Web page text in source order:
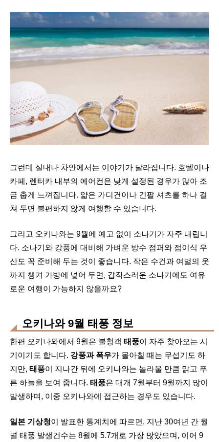
그런데 실내나 차안에서는 이야기가 달라집니다. 호텔이나
카페, 렌터카 내부의 에어컨은 낮게 설정된 경우가 많아 조
금 춥게 느껴집니다. 얇은 가디건이나 긴팔 셔츠를 하나 걸
쳐 두면 불편하지 않게 여행할 수 있습니다.
그리고 오키나와는 9월에 예고 없이 소나기가 자주 내립니
다. 소나기와 강풍에 대비해 가벼운 방수 점퍼와 접이식 우
산도 꼭 준비해 두는 것이 좋습니다. 작은 수건과 여벌의 옷
까지 챙겨 가방에 넣어 두면, 갑작스러운 소나기에도 여유
로운 여행이 가능하지 않을까요?
오키나와 9월 태풍 정보
한편 오키나와에서 9월은 불청객 태풍이 자주 찾아오는 시
기이기도 합니다. 강풍과 폭우가 몰아칠 때는 무섭기도 하
지만, 태풍이 지나간 뒤에 오키나와는 놀라울 만큼 맑고 푸
른 하늘을 보여 줍니다. 태풍은 대개 7월부터 9월까지 많이
발생하며, 이중 오키나와에 접근하는 경우도 있습니다.
일본 기상청이 발표한 통계치에 따르면, 지난 30여년 간 월
별 태풍 발생건수는 8월에 5.7개로 가장 많았으며, 이어 9